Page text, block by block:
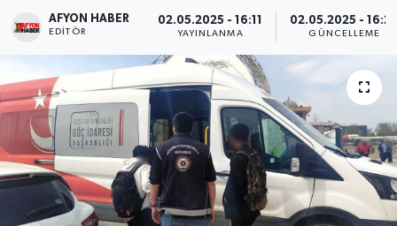
AFYON HABER
EDITÖR
02.05.2025 - 16:11
YAYINLANMA
02.05.2025 -
GÜNCELLEME
Etkinlikler